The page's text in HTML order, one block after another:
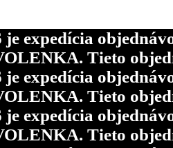
Tieto
expedícia
Tieto
expedícia
Tieto
expedícia
Tieto
expedícia
Tieto
expedícia
Tieto